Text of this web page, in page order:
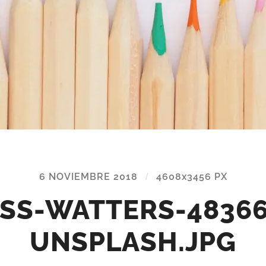
6 NOVIEMBRE 2018 / 4608x3456 PX
WATTERS-
UNSPLASH.JPG